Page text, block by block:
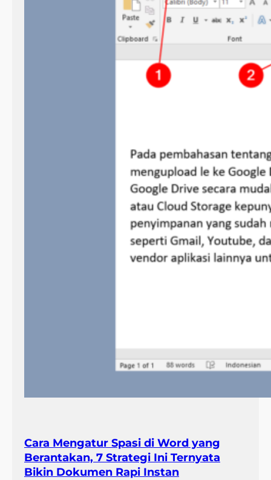
Cara Mengatur Spasi di Word yang
Berantakan, 7 Strategi Ini Ternyata
Bikin Dokumen Rapi Instan